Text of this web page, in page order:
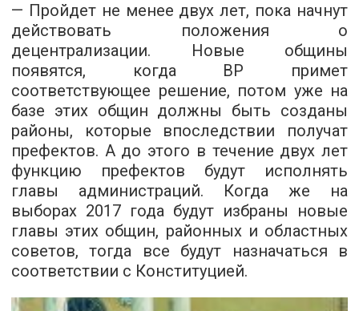
— Пройдет не менее двух лет, пока начнут
действовать положения о
децентрализации. Новые общины
появятся, когда ВР примет
соответствующее решение, потом уже на
базе этих общин должны быть созданы
районы, которые впоследствии получат
префектов. А до этого в течение двух лет
функцию префектов будут исполнять
главы администраций. Когда же на
выборах 2017 года будут избраны новые
главы этих общин, районных и областных
советов, тогда все будут назначаться в
соответствии с Конституцией.